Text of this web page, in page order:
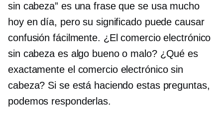
sin cabeza” es una frase que se usa mucho
hoy en día, pero su significado puede causar
confusión fácilmente. ¿El comercio electrónico
sin cabeza es algo bueno o malo? ¿Qué es
exactamente el comercio electrónico sin
cabeza? Si se está haciendo estas preguntas,
podemos responderlas.